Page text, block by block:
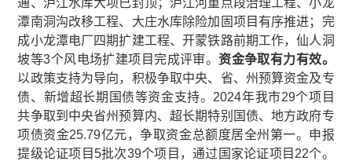
潭南洞沟改移工程、大庄水库除险加固项目有序推进；完
成小龙潭电厂四期扩建工程、开蒙铁路前期工作，仙人洞
坡等3个风电场扩建项目完成评审。资金争取有力有效。
以政策支持为导向，积极争取中央、省、州预算资金及专
债、新增超长期国债等资金支持。2024年我市29个项目
共争取到中央省州预算内、超长期特别国债、地方政府专
项债资金25.79亿元，争取资金总额度居全州第一。申报
提级论证项目5批次39个项目，通过国家论证项目22个。